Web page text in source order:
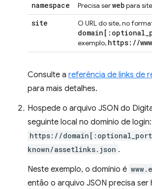
namespace Precisa serwebpara
site O URL do site, no
domain [: optional_
exemplo, https: //www
Consulte a referência de links de
para mais detalhes.
Hospede o arquivo JSON do
seguinte local no domínio de login:
https://
known/assetlinks.json .
Neste exemplo, o domínio é
então o arquivo JSON precisa ser